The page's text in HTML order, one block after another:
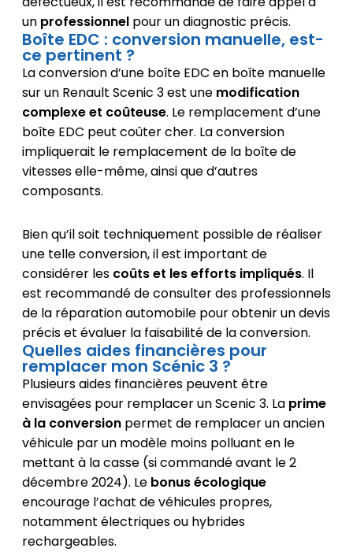
un professionnelpour un diagnostic précis.
Boîte EDC : conversion manuelle, est-
ce pertinent ?
La conversion d’une boîte EDC en boîte manuelle
sur un Renault Scenic 3 est une modification
complexe et coûteuse. Le remplacement d’une
boîte EDC peut coûter cher. La conversion
impliquerait le remplacement de la boîte de
vitesses elle-même, ainsi que d’autres
composants.
Bien qu’il soit techniquement possible de réaliser
une telle conversion, il est important de
considérer les coûts et les efforts impliqués. Il
est recommandé de consulter des professionnels
de la réparation automobile pour obtenir un devis
précis et évaluer la faisabilité de la conversion.
Quelles aides financières pour
remplacer mon Scénic 3 ?
Plusieurs aides financières peuvent être
envisagées pour remplacer un Scenic 3. La prime
à la conversionpermet de remplacer un ancien
véhicule par un modèle moins polluant en le
mettant à la casse (si commandé avant le 2
décembre 2024). Le bonus écologique
encourage l’achat de véhicules propres,
notamment électriques ou hybrides
rechargeables.